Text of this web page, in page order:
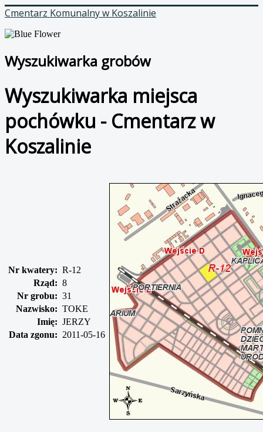
Cmentarz Komunalny w Koszalinie
Wyszukiwarka grobów
Wyszukiwarka miejsca
pochówku - Cmentarz w
Koszalinie
Nr kwatery: R-12
Rząd: 8
Nr grobu: 31
Nazwisko: TOKE
Imię: JERZY
Data zgonu: 2011-05-16